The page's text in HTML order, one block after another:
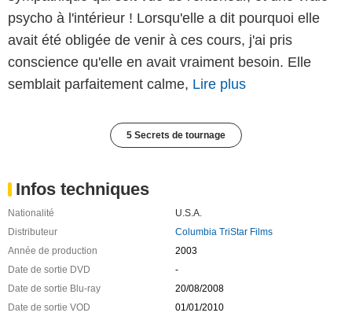
psycho à l'intérieur ! Lorsqu'elle a dit pourquoi elle
avait été obligée de venir à ces cours, j'ai pris
conscience qu'elle en avait vraiment besoin. Elle
semblait parfaitement calme, Lire plus
5 Secrets de tournage
Infos techniques
Nationalité
U.S.A.
Distributeur
Columbia TriStar Films
Année de production
2003
Date de sortie DVD
-
Date de sortie Blu-ray
20/08/2008
Date de sortie VOD
01/01/2010